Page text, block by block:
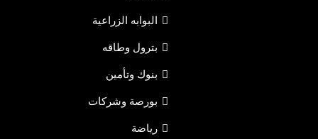
البوابه الزراعية
بترول وطاقه
بنوك وتأمين
بورصة وشركات
رياضة